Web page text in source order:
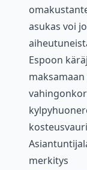
asukas voi
Espoon
merkitys